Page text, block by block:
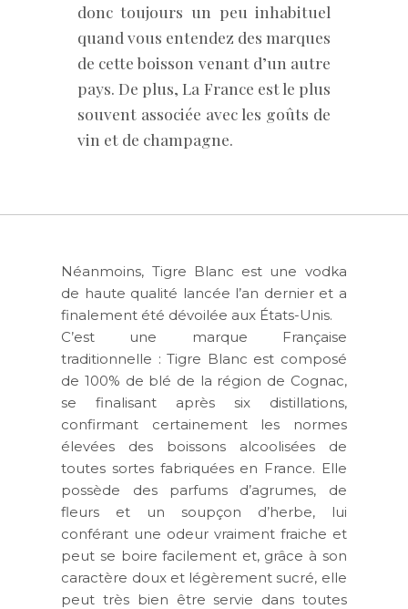
donc toujours un peu inhabituel
quand vous entendez des marques
de cette boisson venant d’un autre
pays. De plus, La France est le plus
souvent associée avec les goûts de
vin et de champagne.
Néanmoins, Tigre Blanc est une vodka
de haute qualité lancée l’an dernier et a
finalement été dévoilée aux États-Unis.
C’est une marque Française
traditionnelle : Tigre Blanc est composé
de 100% de blé de la région de Cognac,
se finalisant après six distillations,
confirmant certainement les normes
élevées des boissons alcoolisées de
toutes sortes fabriquées en France. Elle
possède des parfums d’agrumes, de
fleurs et un soupçon d’herbe, lui
conférant une odeur vraiment fraiche et
peut se boire facilement et, grâce à son
caractère doux et légèrement sucré, elle
peut très bien être servie dans toutes